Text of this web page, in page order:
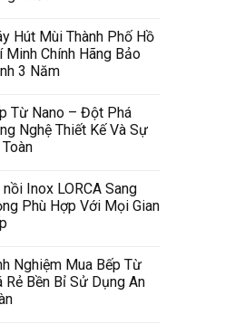
Hút Mùi Thành Phố Hồ
Minh Chính Hãng Bảo
3 Năm
Từ Nano – Đột Phá
Nghệ Thiết Kế Và Sự
nồi Inox LORCA Sang
Phù Hợp Với Mọi Gian
Nghiệm Mua Bếp Từ
Rẻ Bền Bỉ Sử Dụng An